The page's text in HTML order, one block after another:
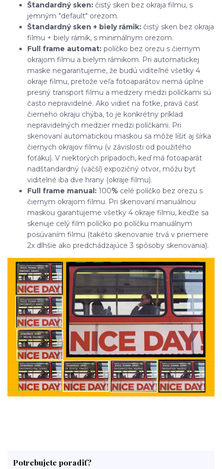
Štandardný sken: čistý sken bez okraja filmu, s
jemným "default" orezom.
Štandardný sken + biely rámik: čistý sken bez okraja
filmu + biely rámik, s minimálnym orezom.
Full frame automat: políčko bez orezu s čiernym
okrajom filmu a bielym rámikom. Pri automatickej
maske negarantujeme, že budú viditeľné všetky 4
okraje filmu, pretože veľa fotoaparátov nemá úplne
presný transport filmu a medzery medzi políčkami sú
často nepravidelné. Ako vidieť na fotke, pravá časť
čierneho okraju chýba, to je konkrétny príklad
nepravidelných medzier medzi políčkami. Pri
skenovaní automatickou maskou sa môže líšiť aj šírka
čiernych okrajov filmu (v závislosti od použitého
foťáku). V niektorých prípadoch, keď má fotoaparát
nadštandardný (väčší) expozičný otvor, môžu byť
viditelné iba dve hrany (okraje filmu).
Full frame manual: 100% celé políčko bez orezu s
čiernym okrajom filmu. Pri skenovaní manuálnou
maskou garantujeme všetky 4 okraje filmu, keďže sa
skenuje celý film políčko po políčku manuálnym
posúvaním filmu (takéto skenovanie trvá v priemere
2x dlhšie ako predchádzajúce 3 spôsoby skenovania).
Potrebujete poradiť?